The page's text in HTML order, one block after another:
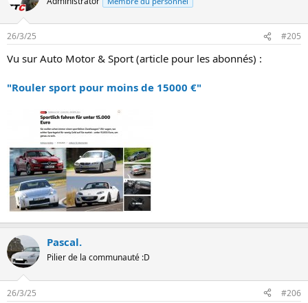
26/3/25 #205
Vu sur Auto Motor & Sport (article pour les abonnés) :
"Rouler sport pour moins de 15000 €"
Pascal.
Pilier de la communauté :D
26/3/25 #206